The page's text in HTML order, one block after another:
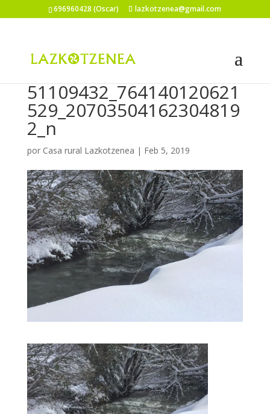
696960428 (Oscar) lazkotzenea@gmail.com
51109432_764140120621
529_20703504162304819
2_n
por Casa rural Lazkotzenea | Feb 5, 2019